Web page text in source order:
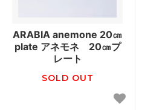
ARABIA anemone 20㎝
plate アネモネ 20㎝プ
レート
SOLD OUT